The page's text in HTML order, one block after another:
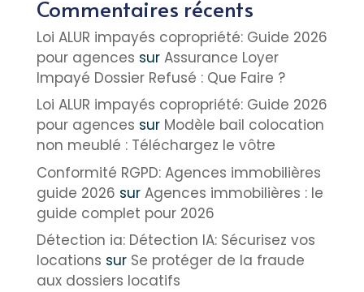
Commentaires récents
Loi ALUR impayés copropriété: Guide 2026
pour agences sur Assurance Loyer
Impayé Dossier Refusé : Que Faire ?
Loi ALUR impayés copropriété: Guide 2026
pour agences sur Modèle bail colocation
non meublé : Téléchargez le vôtre
Conformité RGPD: Agences immobilières
guide 2026 sur Agences immobilières : le
guide complet pour 2026
Détection ia: Détection IA: Sécurisez vos
locations sur Se protéger de la fraude
aux dossiers locatifs